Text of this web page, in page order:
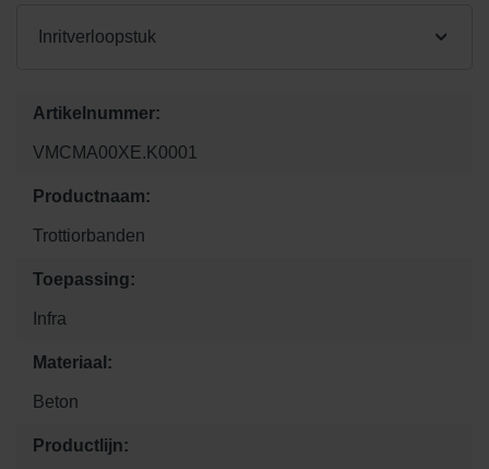
Inritverloopstuk
Artikelnummer:
VMCMA00XE.K0001
Productnaam:
Trottiorbanden
Toepassing:
Infra
Materiaal:
Beton
Productlijn: